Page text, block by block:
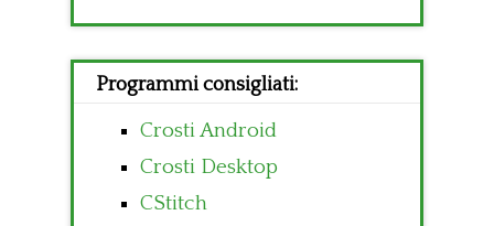
Programmi consigliati:
Crosti Android
Crosti Desktop
CStitch